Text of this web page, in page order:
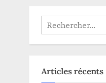
Rechercher :
Articles récents